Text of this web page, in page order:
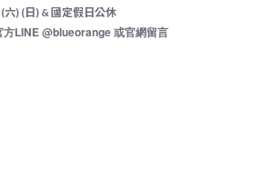
(六) (日) & 國定假日公休
方LINE @blueorange 或官網留言